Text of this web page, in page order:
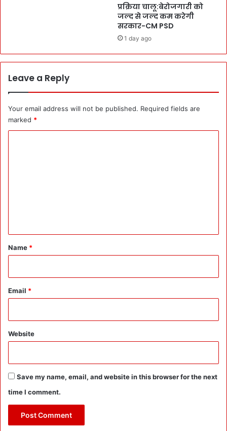
A
l
e
t
र
हें
गे
R
ने
लो
को
खु
द
स
त
र्क
ख
ने
दी
स
ह
प्रक्रिया चालू:बेरोजगारी को
जल्द से जल्द कम करेगी
सरकार-CM PSD
1 day ago
Leave a Reply
Your email address will not be published. Required fields are
marked *
*
Name *
Email *
Website
Save my name, email, and website in this browser for the next
time I comment.